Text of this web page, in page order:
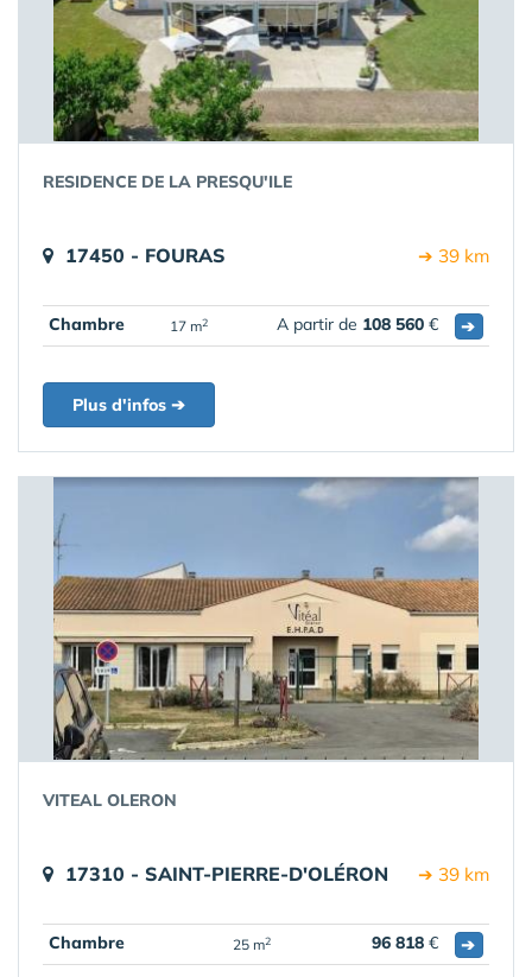
RESIDENCE DE LA PRESQU'ILE
17450 - FOURAS ➔ 39 km
Chambre 17 m2 A partir de 108 560 € ➔
Plus d'infos ➔
VITEAL OLERON
17310 - SAINT-PIERRE-D'OLÉRON ➔ 39 km
Chambre 25 m2 96 818 € ➔